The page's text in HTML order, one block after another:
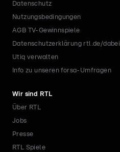
Datenschutz
Nutzungsbedingungen
AGB TV-Gewinnspiele
Datenschutzerklärung rtl.de/dabei
Utiq verwalten
Info zu unseren forsa-Umfragen
Wir sind RTL
Über RTL
Jobs
Presse
RTL Spiele